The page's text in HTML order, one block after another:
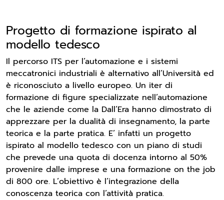
Progetto di formazione ispirato al
modello tedesco
Il percorso ITS per l’automazione e i sistemi
meccatronici industriali è alternativo all’Università ed
è riconosciuto a livello europeo. Un iter di
formazione di figure specializzate nell’automazione
che le aziende come la Dall’Era hanno dimostrato di
apprezzare per la dualità di insegnamento, la parte
teorica e la parte pratica. E’ infatti un progetto
ispirato al modello tedesco con un piano di studi
che prevede una quota di docenza intorno al 50%
provenire dalle imprese e una formazione on the job
di 800 ore. L’obiettivo è l’integrazione della
conoscenza teorica con l’attività pratica.